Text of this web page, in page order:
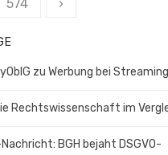
574 ›
zu Werbung bei
Rechtswissenschaft im
BGH bejaht DSGVO-